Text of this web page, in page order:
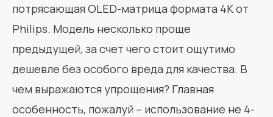
потрясающая OLED-матрица формата 4K от
Philips. Модель несколько проще
предыдущей, за счет чего стоит ощутимо
дешевле без особого вреда для качества. В
чем выражаются упрощения? Главная
особенность, пожалуй – использование не 4-